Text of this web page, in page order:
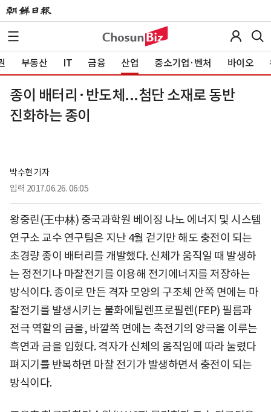
부동산 IT 금융 산업 중소기업·벤처 바이오
종이 배터리·반도체...첨단 소재로 동반
진화하는 종이
박수현 기자
입력 2017.06.26. 06:05
왕중린(王中林) 중국과학원 베이징 나노 에너지 및 시스템
연구소 교수 연구팀은 지난 4월 걷기만 해도 충전이 되는
초경량 종이 배터리를 개발했다. 신체가 움직일 때 발생하
는 정전기나 마찰전기를 이용해 전기에너지를 저장하는
방식이다. 종이로 만든 격자 모양의 구조체 안쪽 면에는 마
찰전기를 발생시키는 불화에틸렌프로필렌(FEP) 필름과
전극 역할의 금을, 바깥쪽 면에는 축전기의 양극을 이루는
흑연과 금을 입혔다. 격자가 신체의 움직임에 따라 눌렸다
펴지기를 반복하면 마찰 전기가 발생하면서 충전이 되는
방식이다.